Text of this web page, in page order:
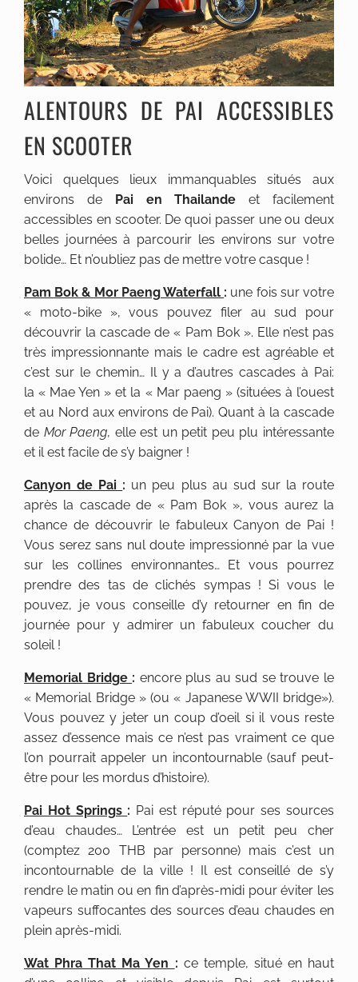
ALENTOURS DE PAI ACCESSIBLES
EN SCOOTER
Voici quelques lieux immanquables situés aux
environs de Pai en Thailande et facilement
accessibles en scooter. De quoi passer une ou deux
belles journées à parcourir les environs sur votre
bolide… Et n’oubliez pas de mettre votre casque !
Pam Bok & Mor Paeng Waterfall : une fois sur votre
« moto-bike », vous pouvez filer au sud pour
découvrir la cascade de « Pam Bok ». Elle n’est pas
très impressionnante mais le cadre est agréable et
c’est sur le chemin… Il y a d’autres cascades à Pai:
la « Mae Yen » et la « Mar paeng » (situées à l’ouest
et au Nord aux environs de Pai). Quant à la cascade
de Mor Paeng, elle est un petit peu plu intéressante
et il est facile de s’y baigner !
Canyon de Pai : un peu plus au sud sur la route
après la cascade de « Pam Bok », vous aurez la
chance de découvrir le fabuleux Canyon de Pai !
Vous serez sans nul doute impressionné par la vue
sur les collines environnantes… Et vous pourrez
prendre des tas de clichés sympas ! Si vous le
pouvez, je vous conseille d’y retourner en fin de
journée pour y admirer un fabuleux coucher du
soleil !
Memorial Bridge : encore plus au sud se trouve le
« Memorial Bridge » (ou « Japanese WWII bridge»).
Vous pouvez y jeter un coup d’oeil si il vous reste
assez d’essence mais ce n’est pas vraiment ce que
l’on pourrait appeler un incontournable (sauf peut-
être pour les mordus d’histoire).
Pai Hot Springs : Pai est réputé pour ses sources
d’eau chaudes… L’entrée est un petit peu cher
(comptez 200 THB par personne) mais c’est un
incontournable de la ville ! Il est conseillé de s’y
rendre le matin ou en fin d’après-midi pour éviter les
vapeurs suffocantes des sources d’eau chaudes en
plein après-midi.
Wat Phra That Ma Yen : ce temple, situé en haut